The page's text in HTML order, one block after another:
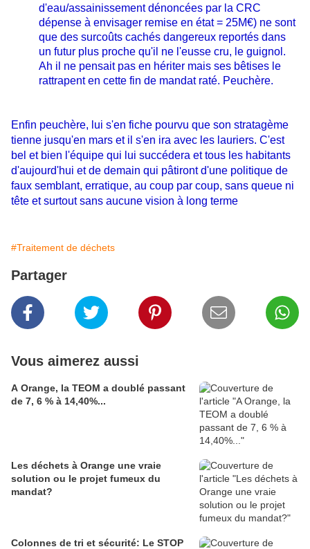
d'eau/assainissement dénoncées par la CRC
dépense à envisager remise en état = 25M€) ne sont
que des surcoûts cachés dangereux reportés dans
un futur plus proche qu'il ne l'eusse cru, le guignol.
Ah il ne pensait pas en hériter mais ses bêtises le
rattrapent en cette fin de mandat raté. Peuchère.
Enfin peuchère, lui s'en fiche pourvu que son stratagème
tienne jusqu'en mars et il s'en ira avec les lauriers. C'est
bel et bien l'équipe qui lui succédera et tous les habitants
d'aujourd'hui et de demain qui pâtiront d'une politique de
faux semblant, erratique, au coup par coup, sans queue ni
tête et surtout sans aucune vision à long terme
#Traitement de déchets
Partager
Vous aimerez aussi
A Orange, la TEOM a doublé passant
de 7, 6 % à 14,40%...
Les déchets à Orange une vraie
solution ou le projet fumeux du
mandat?
Colonnes de tri et sécurité: Le STOP